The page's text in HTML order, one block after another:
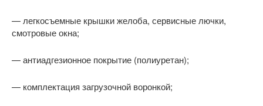
— легкосъемные крышки желоба, сервисные лючки,
смотровые окна;
— антиадгезионное покрытие (полиуретан);
— комплектация загрузочной воронкой;